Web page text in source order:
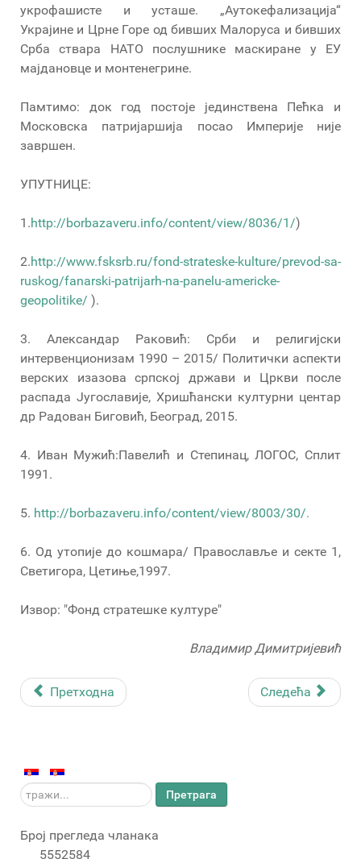
укрофашисте и усташе. „Аутокефализација“
Украјине и Црне Горе од бивших Малоруса и бивших
Срба ствара НАТО послушнике маскиране у ЕУ
мајдановце и монтенегрине.
Памтимо: док год постоје јединствена Пећка и
Московска патријаршија посао Империје није
завршен.
УПУТНИЦЕ:
1.http://borbazaveru.info/content/view/8036/1/)
2.http://www.fsksrb.ru/fond-strateske-kulture/prevod-sa-
ruskog/fanarski-patrijarh-na-panelu-americke-
geopolitike/ ).
3. Александар Раковић: Срби и религијски
интервенционизам 1990 – 2015/ Политички аспекти
верских изазова српској држави и Цркви после
распада Југославије, Хришћански културни центар
др Радован Биговић, Београд, 2015.
4. Иван Мужић:Павелић и Степинац, ЛОГОС, Сплит
1991.
5. http://borbazaveru.info/content/view/8003/30/.
6. Од утопије до кошмара/ Православље и секте 1,
Светигора, Цетиње,1997.
Извор: "Фонд стратешке културе"
Владимир Димитријевић
Претходна Следећа
тражи... Претрага
Број прегледа чланака
5552584